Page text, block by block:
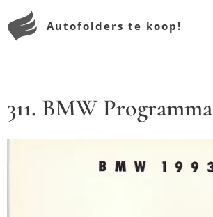
Autofolders te koop!
311. BMW Programma